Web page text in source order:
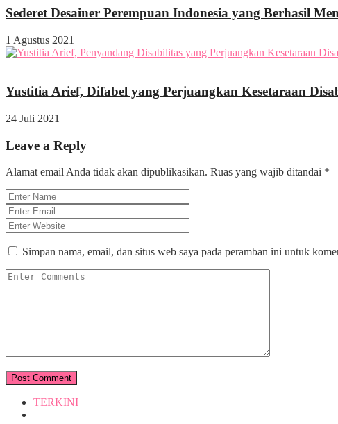
Sederet Desainer Perempuan Indonesia yang Berhasil
1 Agustus 2021
Yustitia Arief, Difabel yang Perjuangkan Kesetaraan
24 Juli 2021
Leave a Reply
Alamat email Anda tidak akan dipublikasikan. Ruas yang wajib ditandai *
Simpan nama, email, dan situs web saya pada peramban ini untuk
TERKINI